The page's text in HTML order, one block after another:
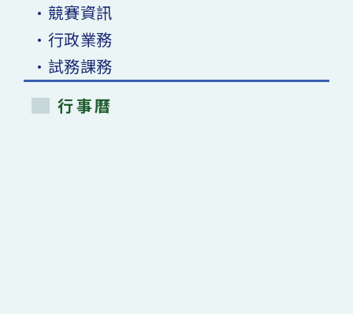
•競賽資訊
•行政業務
•試務課務
行事曆